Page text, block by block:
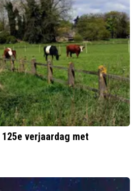
verjaardag met